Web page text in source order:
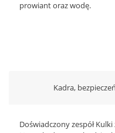
prowiant oraz wodę.
Kadra,
Doświadczony zespół